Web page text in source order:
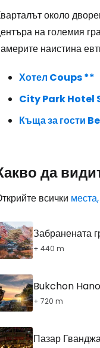
около
на големия
наистина
Хотел Coups **
City Park Hotel
Къща за гости
да
всички
Забранената
+ 440 m
Bukchon
+ 720 m
Пазар